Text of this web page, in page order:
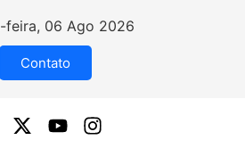
feira, 06 Ago 2026
Contato